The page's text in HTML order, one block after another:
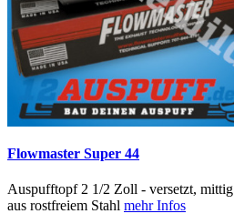
Flowmaster Super 44
Auspufftopf 2 1/2 Zoll - versetzt, mittig
aus rostfreiem Stahl mehr Infos